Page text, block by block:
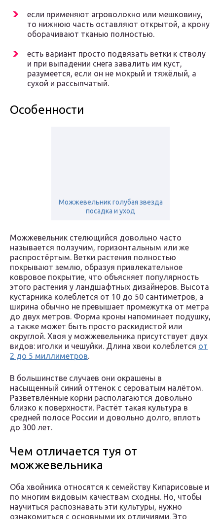
если применяют агроволокно или мешковину,
то нижнюю часть оставляют открытой, а крону
оборачивают тканью полностью.
есть вариант просто подвязать ветки к стволу
и при выпадении снега завалить им куст,
разумеется, если он не мокрый и тяжёлый, а
сухой и рассыпчатый.
Особенности
Можжевельник голубая звезда
посадка и уход
Можжевельник стелющийся довольно часто
называется ползучим, горизонтальным или же
распростёртым. Ветки растения полностью
покрывают землю, образуя привлекательное
ковровое покрытие, что объясняет популярность
этого растения у ландшафтных дизайнеров. Высота
кустарника колеблется от 10 до 50 сантиметров, а
ширина обычно не превышает промежутка от метра
до двух метров. Форма кроны напоминает подушку,
а также может быть просто раскидистой или
округлой. Хвоя у можжевельника присутствует двух
видов: иголки и чешуйки. Длина хвои колеблется от
2 до 5 миллиметров.
В большинстве случаев они окрашены в
насыщенный синий оттенок с сероватым налётом.
Разветвлённые корни располагаются довольно
близко к поверхности. Растёт такая культура в
средней полосе России и довольно долго, вплоть
до 300 лет.
Чем отличается туя от
можжевельника
Оба хвойника относятся к семейству Кипарисовые и
по многим видовым качествам сходны. Но, чтобы
научиться распознавать эти культуры, нужно
ознакомиться с основными их отличиями. Это